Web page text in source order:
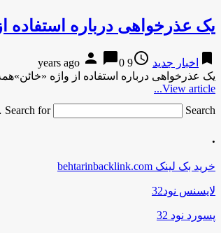
یک عذرخواهی درباره استفاده
bookmark اخبار جدید access_time
9 years ago
person chat_bubble0
یک عذرخواهی درباره استفاده از واژه
View article...
Search for
Search …
.
خرید بک لینک behtarinbacklink.com
لایسنس نود32
پسورد نود 32